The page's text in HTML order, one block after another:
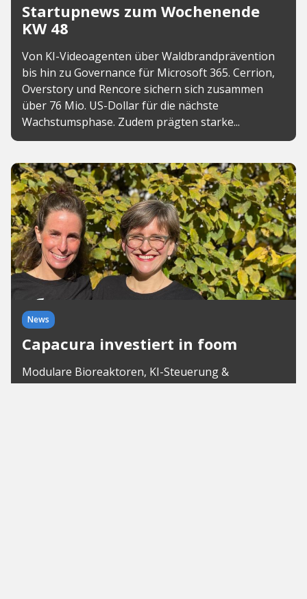
Startupnews zum Wochenende
KW 48
Von KI-Videoagenten über Waldbrandprävention
bis hin zu Governance für Microsoft 365. Cerrion,
Overstory und Rencore sichern sich zusammen
über 76 Mio. US-Dollar für die nächste
Wachstumsphase. Zudem prägten starke...
News
Capacura investiert in foom
Modulare Bioreaktoren, KI-Steuerung &
Mikrobenmix. Das Berliner Startup foom erhält